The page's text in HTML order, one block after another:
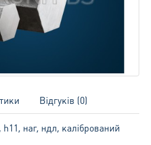
Відгуків (0)
наг, ндл, калібрований